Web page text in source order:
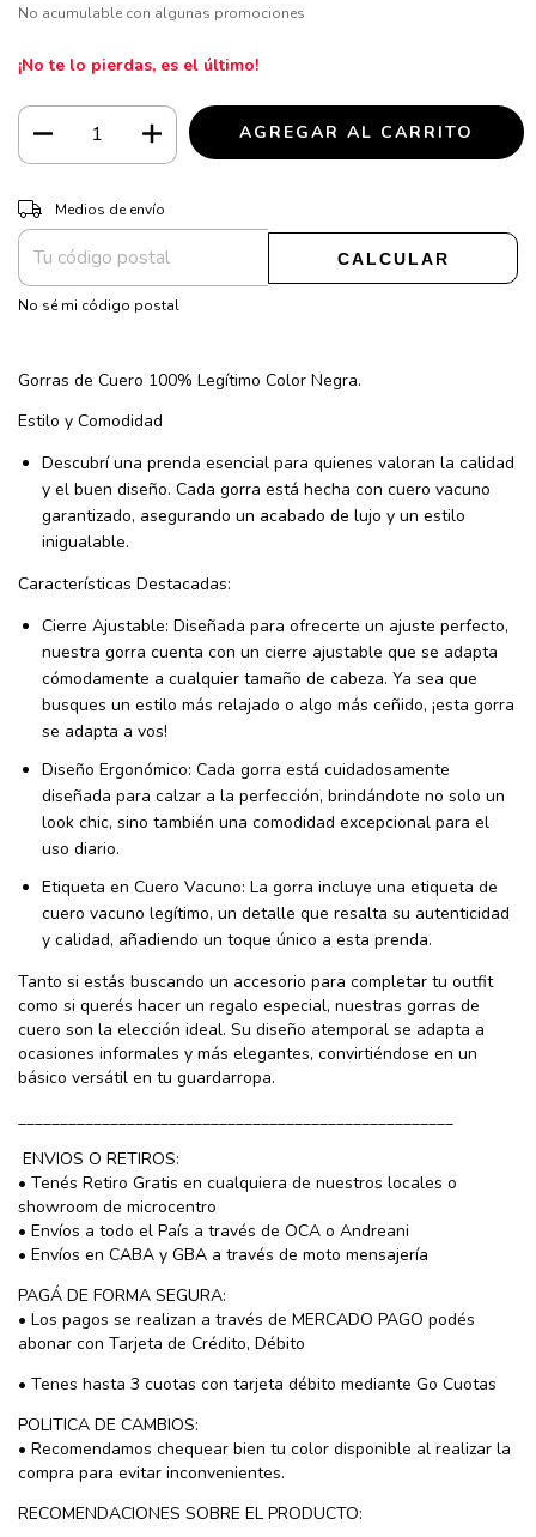
No acumulable con algunas promociones
¡No te lo pierdas, es el último!
Entregas para el CP:
Medios de envío
CALCULAR
No sé mi código postal
Gorras de Cuero 100% Legítimo Color Negra.
Estilo y Comodidad
Descubrí una prenda esencial para quienes valoran la calidad
y el buen diseño. Cada gorra está hecha con cuero vacuno
garantizado, asegurando un acabado de lujo y un estilo
inigualable.
Características Destacadas:
Cierre Ajustable: Diseñada para ofrecerte un ajuste perfecto,
nuestra gorra cuenta con un cierre ajustable que se adapta
cómodamente a cualquier tamaño de cabeza. Ya sea que
busques un estilo más relajado o algo más ceñido, ¡esta gorra
se adapta a vos!
Diseño Ergonómico: Cada gorra está cuidadosamente
diseñada para calzar a la perfección, brindándote no solo un
look chic, sino también una comodidad excepcional para el
uso diario.
Etiqueta en Cuero Vacuno: La gorra incluye una etiqueta de
cuero vacuno legítimo, un detalle que resalta su autenticidad
y calidad, añadiendo un toque único a esta prenda.
Tanto si estás buscando un accesorio para completar tu outfit
como si querés hacer un regalo especial, nuestras gorras de
cuero son la elección ideal. Su diseño atemporal se adapta a
ocasiones informales y más elegantes, convirtiéndose en un
básico versátil en tu guardarropa.
____________________________________________________
ENVIOS O RETIROS:
• Tenés Retiro Gratis en cualquiera de nuestros locales o
showroom de microcentro
• Envíos a todo el País a través de OCA o Andreani
• Envíos en CABA y GBA a través de moto mensajería
PAGÁ DE FORMA SEGURA:
• Los pagos se realizan a través de MERCADO PAGO podés
abonar con Tarjeta de Crédito, Débito
• Tenes hasta 3 cuotas con tarjeta débito mediante Go Cuotas
POLITICA DE CAMBIOS:
• Recomendamos chequear bien tu color disponible al realizar la
compra para evitar inconvenientes.
RECOMENDACIONES SOBRE EL PRODUCTO: